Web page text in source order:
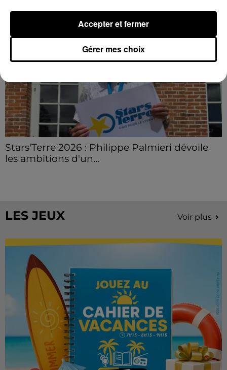
Stars'Terre 2026 : Philippe Palmieri dévoile
les ambitions d'un...
LES JEUX Voir plus
Gérer mes choix
Accepter et fermer